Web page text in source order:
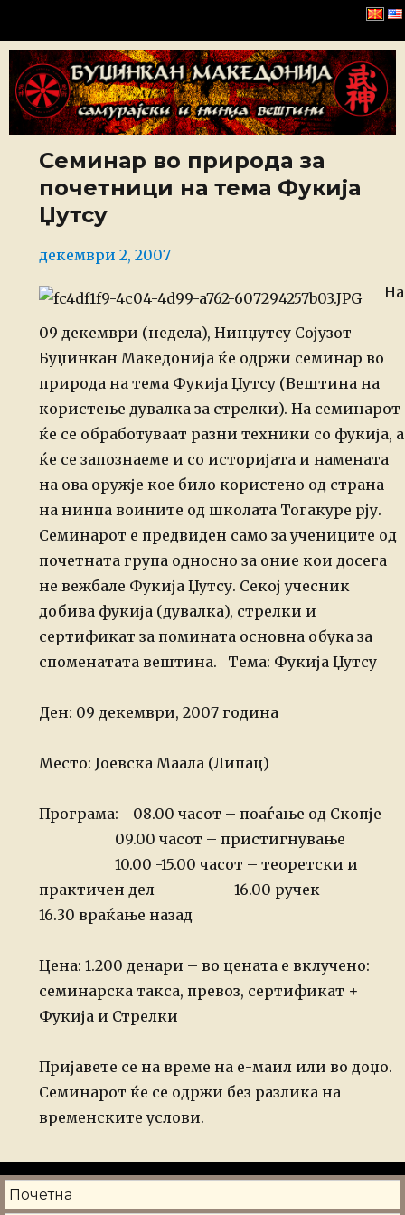
Буџинкан Македонија
Семинар во природа за
почетници на тема Фукија
Џутсу
Posted
декември 2, 2007
На
09 декември (недела), Нинџутсу Сојузот
Буџинкан Македонија ќе одржи семинар во
природа на тема Фукија Џутсу (Вештина на
користење дувалказа стрелки). На семинарот
ќе се обработуваат разни техники со фукија, а
ќе се запознаеме и со историјата и намената
на ова оружје кое било користено од страна
на нинџа воините од школата Тогакуре рју.
Семинарот е предвиден само за учениците од
почетната група односно за оние кои досега
не вежбале Фукија Џутсу. Секој учесник
добива фукија (дувалка), стрелки и
сертификат за помината основна обука за
споменатата вештина.
Тема: Фукија Џутсу
Ден: 09 декември, 2007 година
Место: Јоевска Маала (Липац)
Програма: 08.00 часот – поаѓање од Скопје
09.00 часот – пристигнување
10.00 -15.00 часот – теоретски и
практичен дел16.00 ручек
16.30 враќање назад
Цена: 1.200 денари – во цената е вклучено:
семинарска такса, превоз, сертификат +
Фукија и Стрелки
Пријавете се на време на е-маил или во доџо.
Семинарот ќе се одржи без разлика на
временските услови.
Почетна